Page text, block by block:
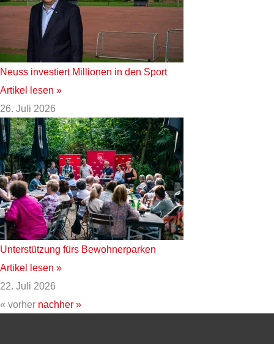
Neuss investiert Millionen in den Sport
Artikel lesen »
26. Juli 2026
Unterstützung fürs Bewohnerparken
Artikel lesen »
22. Juli 2026
« vorher nachher »